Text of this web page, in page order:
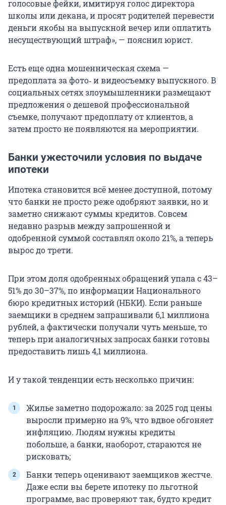
голосовые фейки, имитируя голос директора
школы или декана, и просят родителей перевести
деньги якобы на выпускной вечер или оплатить
несуществующий штраф», — пояснил юрист.
Есть еще одна мошенническая схема —
предоплата за фото‑ и видеосъемку выпускного. В
социальных сетях злоумышленники размещают
предложения о дешевой профессиональной
съемке, получают предоплату от клиентов, а
затем просто не появляются на мероприятии.
Банки ужесточили условия по выдаче
ипотеки
Ипотека становится всё менее доступной, потому
что банки не просто реже одобряют заявки, но и
заметно снижают суммы кредитов. Совсем
недавно разрыв между запрошенной и
одобренной суммой составлял около 21%, а теперь
вырос до трети.
При этом доля одобренных обращений упала с 43–
51% до 30–37%, по информации Национального
бюро кредитных историй (НБКИ). Если раньше
заемщики в среднем запрашивали 6,1 миллиона
рублей, а фактически получали чуть меньше, то
теперь при аналогичных запросах банки готовы
предоставить лишь 4,1 миллиона.
И у такой тенденции есть несколько причин:
Жилье заметно подорожало: за 2025 год цены
выросли примерно на 9%, что вдвое обгоняет
инфляцию. Людям нужны кредиты
побольше, а банки, наоборот, стараются не
рисковать;
Банки теперь оценивают заемщиков жестче.
Даже если вы берете ипотеку по льготной
программе, вас проверяют так, будто кредит